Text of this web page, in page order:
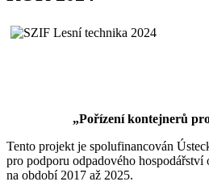
„Pořízení kontejnerů
Tento projekt je spolufinancován
pro podporu odpadového
na období 2017 až 2025.